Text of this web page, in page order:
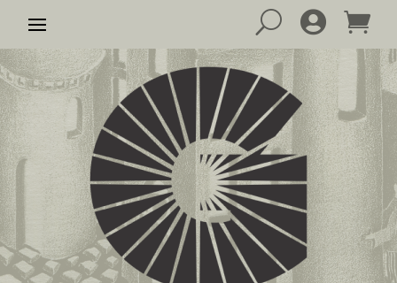
U  